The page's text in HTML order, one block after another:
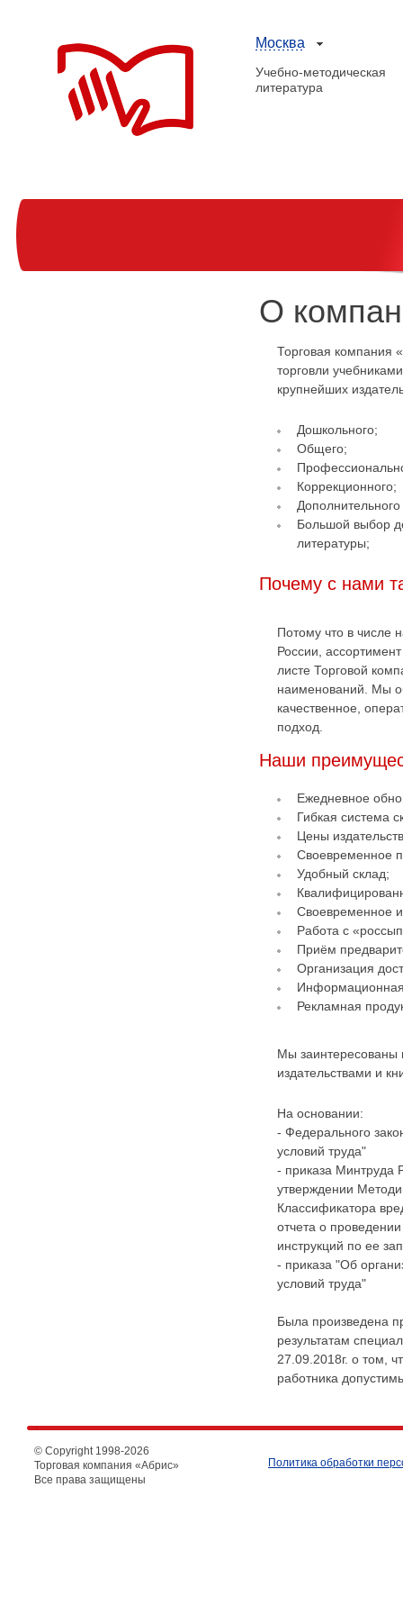
Москва
Учебно-методическая
литература
О
Торговая компания
торговли
крупнейших
Дошкольного;
Общего;
Коррекционного;
Большой выбор
литературы;
Почему с нами
Потому что в числе
России,
листе Торговой
наименований. Мы
качественное,
подход.
Наши
Ежедневное
Гибкая система
Цены
Своевременное
Удобный склад;
Своевременное
Работа с
Приём
Организация
Рекламная
Мы заинтересованы
издательствами и
На основании:
- Федерального
условий труда"
- приказа Минтруда
утверждении
Классификатора
отчета о
инструкций по ее
- приказа "Об
условий труда"
Была произведена
результатам
27.09.2018г. о том,
работника
© Copyright 1998-2026
Торговая компания «Абрис»
Все права защищены
Политика обработки